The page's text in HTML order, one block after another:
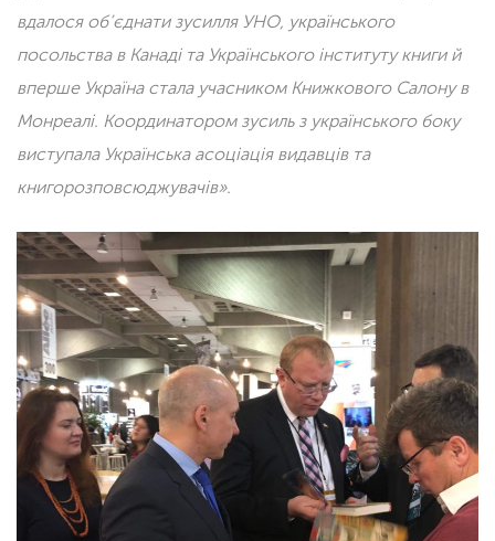
вдалося об’єднати зусилля УНО, українського
посольства в Канаді та Українського інституту книги й
вперше Україна стала учасником Книжкового Салону в
Монреалі. Координатором зусиль з українського боку
виступала Українська асоціація видавців та
книгорозповсюджувачів».